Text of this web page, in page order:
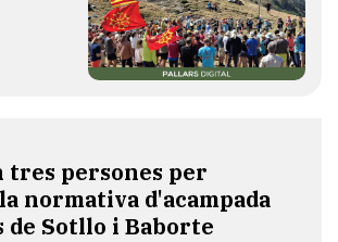
tres persones per
normativa d'acampada
de Sotllo i Baborte